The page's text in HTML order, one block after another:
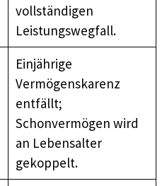
vollständigen
Leistungswegfall.
Einjährige
Vermögenskarenz
entfällt;
Schonvermögen wird
an Lebensalter
gekoppelt.